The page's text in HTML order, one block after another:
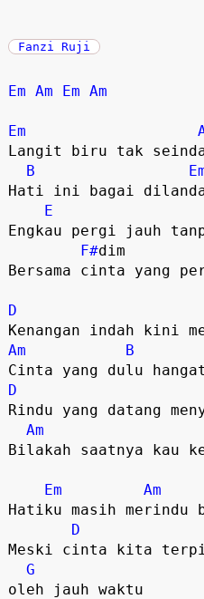
Fanzi Ruji
Em Am Em Am
Em
Langit biru tak
B
Hati ini bagai
E
Engkau pergi jauh
F#
Bersama cinta yang
D
Am
B
D
Rindu yang datang
Am
Bilakah saatnya kau
Em
Am
Hatiku masih merindu
D
Meski cinta kita
G
oleh jauh waktu